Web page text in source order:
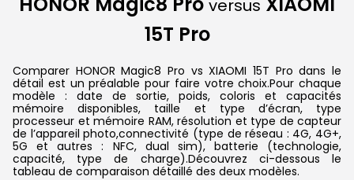
versus
15T Pro
Comparer HONOR Magic8 Pro vs XIAOMI 15T Pro dans le
détail est un préalable pour faire votre choix.Pour chaque
modèle : date de sortie, poids, coloris et capacités
mémoire disponibles, taille et type d’écran, type
processeur et mémoire RAM, résolution et type de capteur
de l’appareil photo,connectivité (type de réseau : 4G, 4G+,
5G et autres : NFC, dual sim), batterie (technologie,
capacité, type de charge).Découvrez ci-dessous le
tableau de comparaison détaillé des deux modèles.